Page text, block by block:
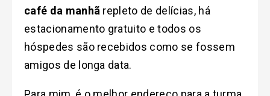
café da manhã repleto de delícias, há
estacionamento gratuito e todos os
hóspedes são recebidos como se fossem
amigos de longa data.